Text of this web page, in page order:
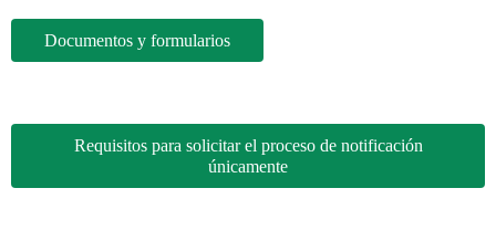
Documentos y formularios
Requisitos para solicitar el proceso de notificación
únicamente